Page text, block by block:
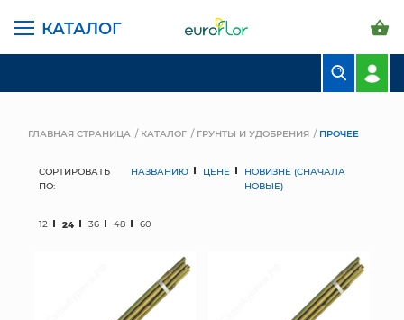
КАТАЛОГ
ГОРШКИ И КАШПО
ГРУНТЫ И УДОБРЕНИЯ
ГЛАВНАЯ СТРАНИЦА КАТАЛОГ ГРУНТЫ И УДОБРЕНИЯ ПРОЧЕЕ
СОРТИРОВАТЬ
ПО:
НАЗВАНИЮ ЦЕНЕ
НОВИЗНЕ (СНАЧАЛА
НОВЫЕ)
12 24 36 48 60